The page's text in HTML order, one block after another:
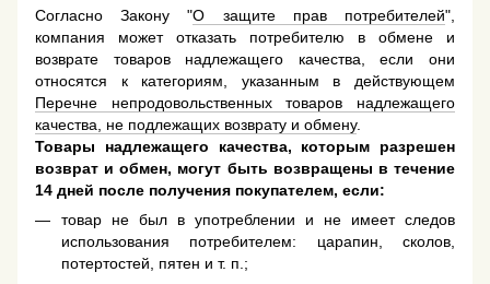
Согласно Закону "О защите прав потребителей",
компания может отказать потребителю в обмене и
возврате товаров надлежащего качества, если они
относятся к категориям, указанным в действующем
Перечне непродовольственных товаров надлежащего
качества, не подлежащих возврату и обмену.
Товары надлежащего качества, которым разрешен
возврат и обмен, могут быть возвращены в течение
14 дней после получения покупателем, если:
товар не был в употреблении и не имеет следов
использования потребителем: царапин, сколов,
потертостей, пятен и т. п.;